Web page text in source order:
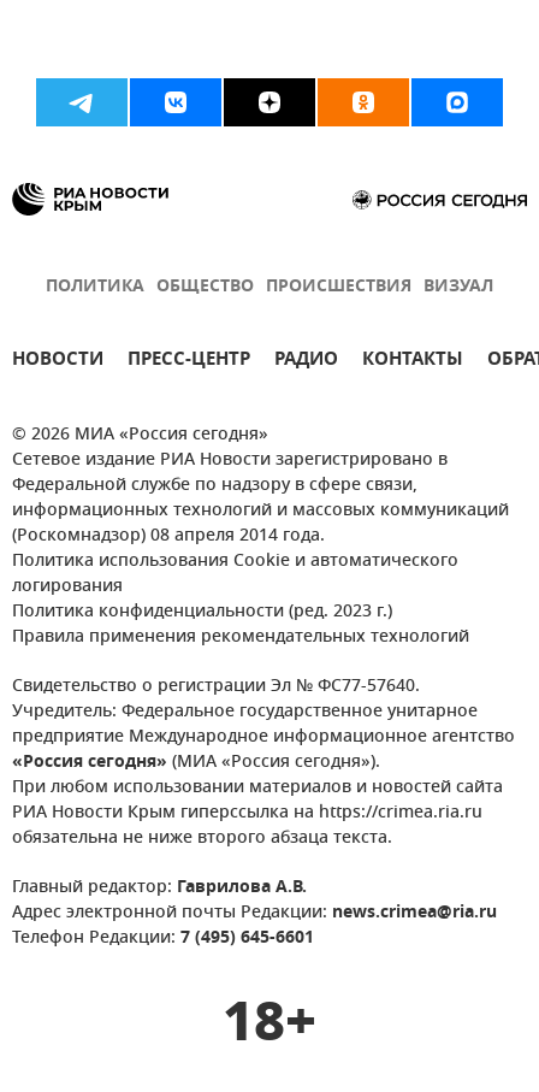
ПОЛИТИКА ОБЩЕСТВО ПРОИСШЕСТВИЯ ВИЗУАЛ
НОВОСТИ ПРЕСС-ЦЕНТР РАДИО КОНТАКТЫ
© 2026 МИА «Россия сегодня»
Сетевое издание РИА Новости зарегистрировано в
Федеральной службе по надзору в сфере связи,
информационных технологий и массовых коммуникаций
(Роскомнадзор) 08 апреля 2014 года.
Политика использования Cookie и автоматического
логирования
Политика конфиденциальности (ред. 2023 г.)
Правила применения рекомендательных технологий
Свидетельство о регистрации Эл № ФС77-57640.
Учредитель: Федеральное государственное унитарное
предприятие Международное информационное агентство
«Россия сегодня» (МИА «Россия сегодня»).
При любом использовании материалов и новостей сайта
РИА Новости Крым гиперссылка на https://crimea.ria.ru
обязательна не ниже второго абзаца текста.
Главный редактор: Гаврилова А.В.
Адрес электронной почты Редакции: news.crimea@ria.ru
Телефон Редакции: 7 (495) 645-6601
18+